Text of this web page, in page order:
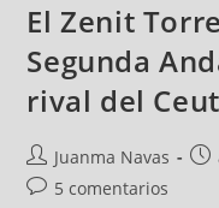
El Zenit
Segunda
rival del
Juanma Navas
5 comentarios